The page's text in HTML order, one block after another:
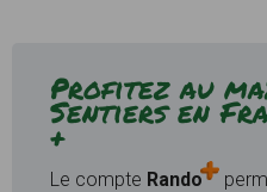
Profitez au
Sentiers en
+
Le compte Rando